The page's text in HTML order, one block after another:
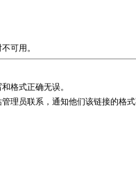
可用。
格式正确无误。
理员联系，通知他们该链接的格